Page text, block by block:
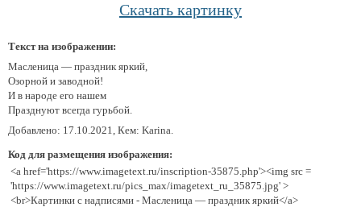
Скачать картинку
Текст на изображении:
Масленица — праздник яркий,
Озорной и заводной!
И в народе его нашем
Празднуют всегда гурьбой.
Добавлено: 17.10.2021, Кем: Karina.
Код для размещения изображения:
<a href='https://www.imagetext.ru/inscription-35875.php'><img src =
'https://www.imagetext.ru/pics_max/imagetext_ru_35875.jpg' >
<br>Картинки с надписями - Масленица — праздник яркий</a>